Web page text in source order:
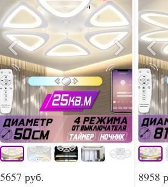
5657 руб. 8958